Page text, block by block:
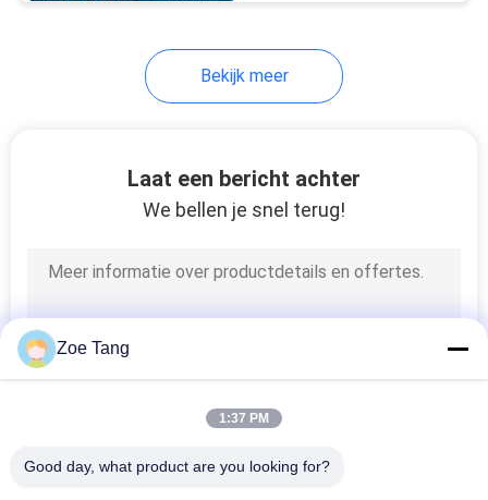
Straat lichtmasten
Vloed Lichte Polen
Bekijk meer
Laat een bericht achter
We bellen je snel terug!
Zoe Tang
1:37 PM
Good day, what product are you looking for?